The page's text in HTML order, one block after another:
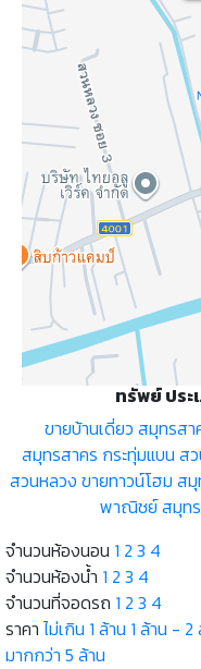
ทรัพย์ ประ
ขายบ้านเดี่ยว สมุทรส
สมุทรสาคร กระทุ่มแบน ส
สวนหลวง ขายทาวน์โฮม ส
พาณิชย์ สมุทร
จำนวนห้องนอน 1 2 3 4
จำนวนห้องน้ำ 1 2 3 4
จำนวนที่จอดรถ 1 2 3 4
ราคา ไม่เกิน 1 ล้าน 1 ล้าน - 2
มากกว่า 5 ล้าน